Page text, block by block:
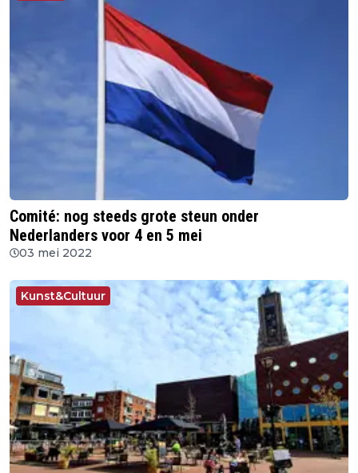
Comité: nog steeds grote steun onder
Nederlanders voor 4 en 5 mei
03 mei 2022
Kunst&Cultuur